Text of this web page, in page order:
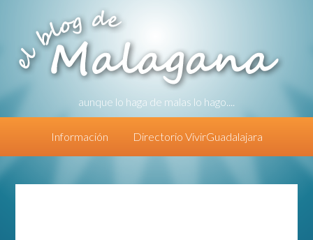
aunque lo haga de malas lo hago....
Información Directorio VivirGuadalajara